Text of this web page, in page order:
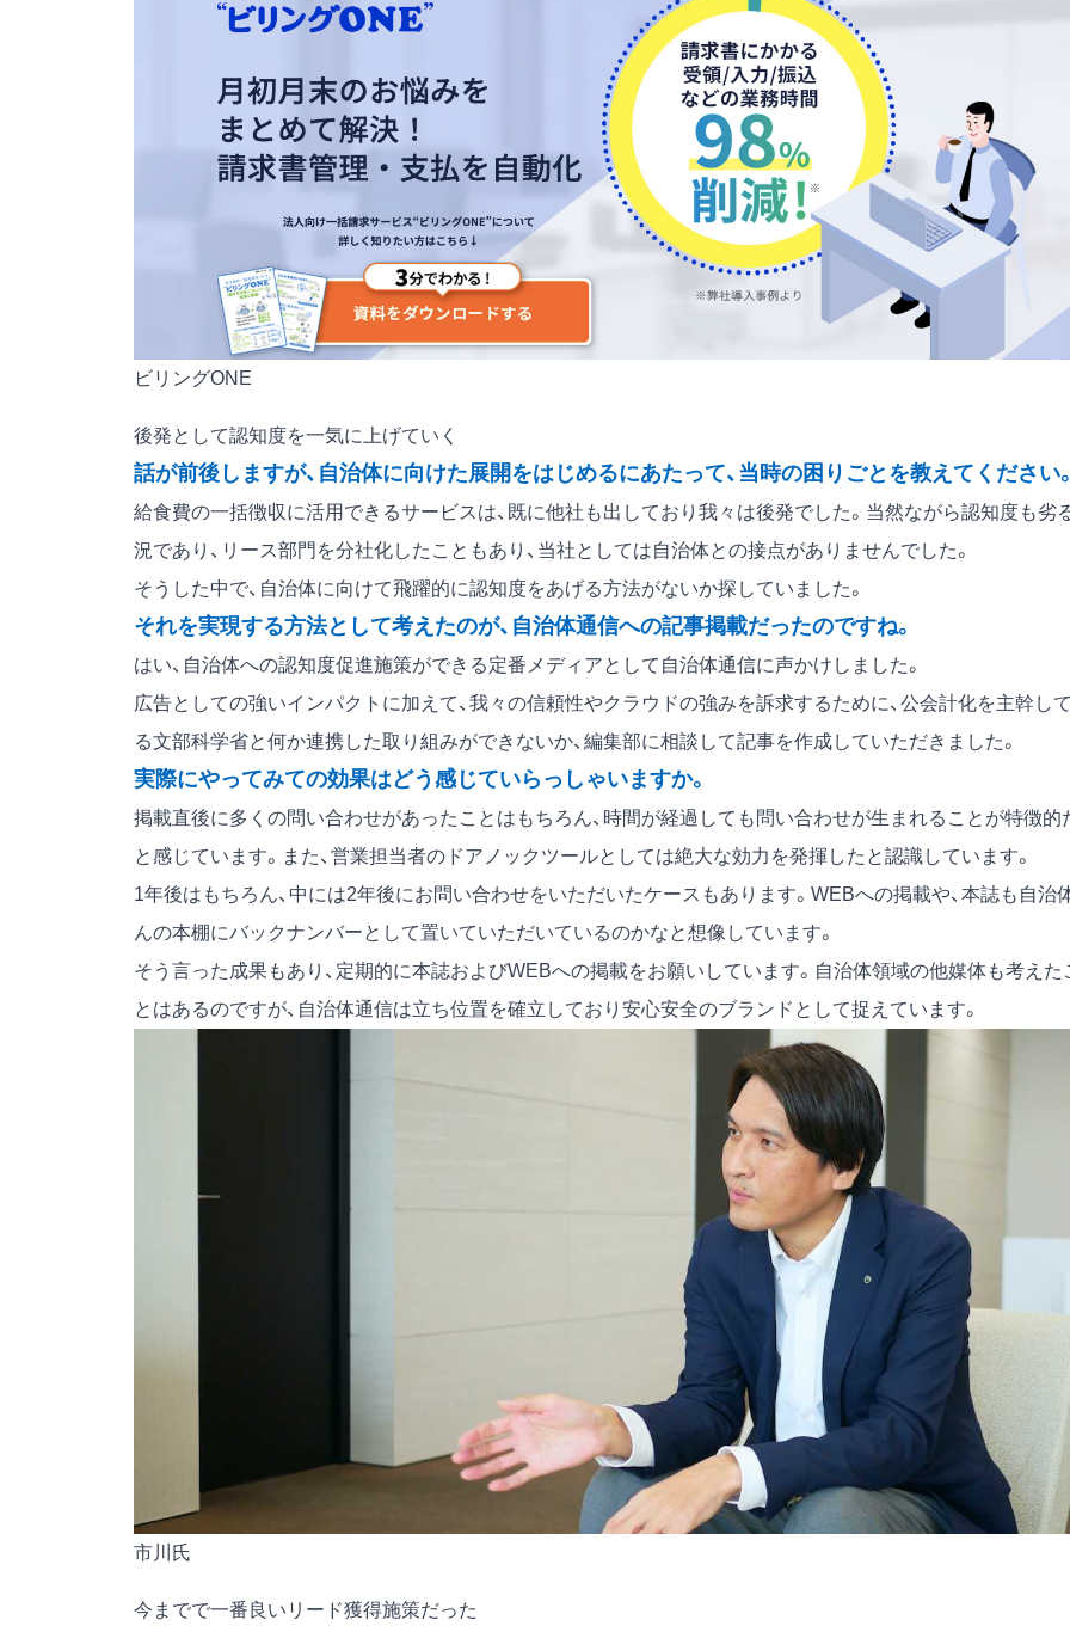
ビリングONE
後発として認知度を一気に上げていく
話が前後しますが、自治体に向けた展開をはじめるにあたって、当時の困りごとを教えてください
給食費の一括徴収に活用できるサービスは、既に他社も出しており我々は後発でした。当然ながら認知度も劣
況であり、リース部門を分社化したこともあり、当社としては自治体との接点がありませんでした。
そうした中で、自治体に向けて飛躍的に認知度をあげる方法がないか探していました。
それを実現する方法として考えたのが、自治体通信への記事掲載だったのですね。
はい、自治体への認知度促進施策ができる定番メディアとして自治体通信に声かけしました。
広告としての強いインパクトに加えて、我々の信頼性やクラウドの強みを訴求するために、公会計化を主幹し
る文部科学省と何か連携した取り組みができないか、編集部に相談して記事を作成していただきました。
実際にやってみての効果はどう感じていらっしゃいますか。
掲載直後に多くの問い合わせがあったことはもちろん、時間が経過しても問い合わせが生まれることが特徴的
と感じています。また、営業担当者のドアノックツールとしては絶大な効力を発揮したと認識しています。
1年後はもちろん、中には2年後にお問い合わせをいただいたケースもあります。WEBへの掲載や、本誌も自治
んの本棚にバックナンバーとして置いていただいているのかなと想像しています。
そう言った成果もあり、定期的に本誌およびWEBへの掲載をお願いしています。自治体領域の他媒体も考えた
とはあるのですが、自治体通信は立ち位置を確立しており安心安全のブランドとして捉えています。
市川氏
今までで一番良いリード獲得施策だった